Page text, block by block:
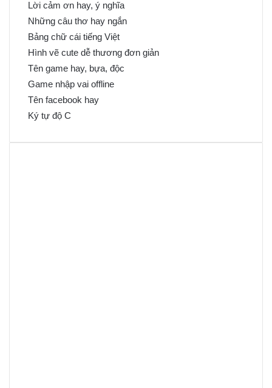
Lời cảm ơn hay, ý nghĩa
Những câu thơ hay ngắn
Bảng chữ cái tiếng Việt
Hình vẽ cute dễ thương đơn giản
Tên game hay, bựa, độc
Game nhập vai offline
Tên facebook hay
Ký tự độ C